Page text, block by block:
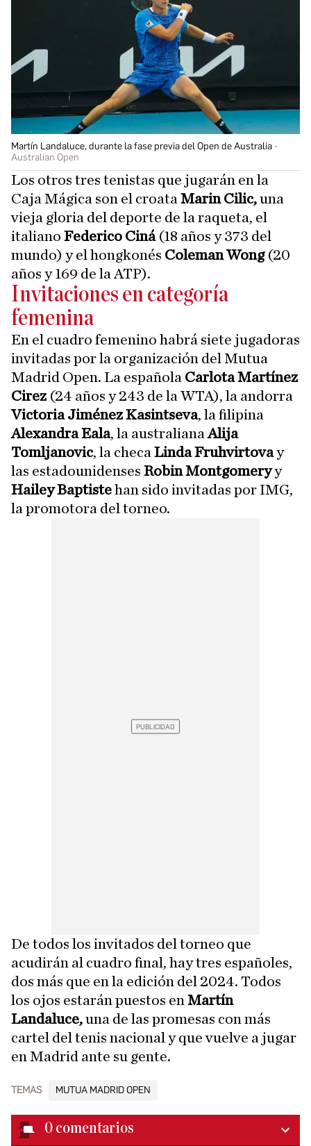
Martín Landaluce, durante la fase previa del Open de Australia
Australian Open
Los otros tres tenistas que jugarán en la
Caja Mágica son el croata Marin Cilic,una
vieja gloria del deporte de la raqueta, el
italiano Federico Ciná(18 años y 373 del
mundo) y el hongkonés Coleman Wong(20
años y 169 de la ATP).
Invitaciones en categoría
femenina
En el cuadro femenino habrá siete jugadoras
invitadas por la organización del Mutua
Madrid Open. La española Carlota Martínez
Cirez (24 años y 243 de la WTA), la andorra
Victoria Jiménez Kasintseva, la filipina
Alexandra Eala, la australianaAlija
Tomljanovic, la checa Linda Fruhvirtovay
las estadounidenses Robin Montgomeryy
Hailey Baptistehan sido invitadas por IMG,
la promotora del torneo.
De todos los invitados del torneo que
acudirán al cuadro final, hay tres españoles,
dos más que en la edición del 2024. Todos
los ojos estarán puestos en Martín
Landaluce,una de las promesas con más
cartel del tenis nacional y que vuelve a jugar
en Madrid ante su gente.
TEMAS MUTUA MADRID OPEN
0 comentarios